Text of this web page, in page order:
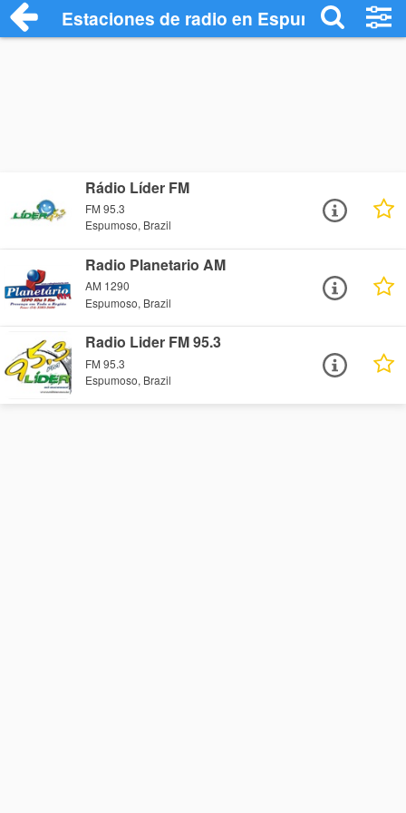
Estaciones de radio en Espumoso -
Rádio Líder FM
FM 95.3
Espumoso, Brazil
Radio Planetario AM
AM 1290
Espumoso, Brazil
Radio Lider FM 95.3
FM 95.3
Espumoso, Brazil